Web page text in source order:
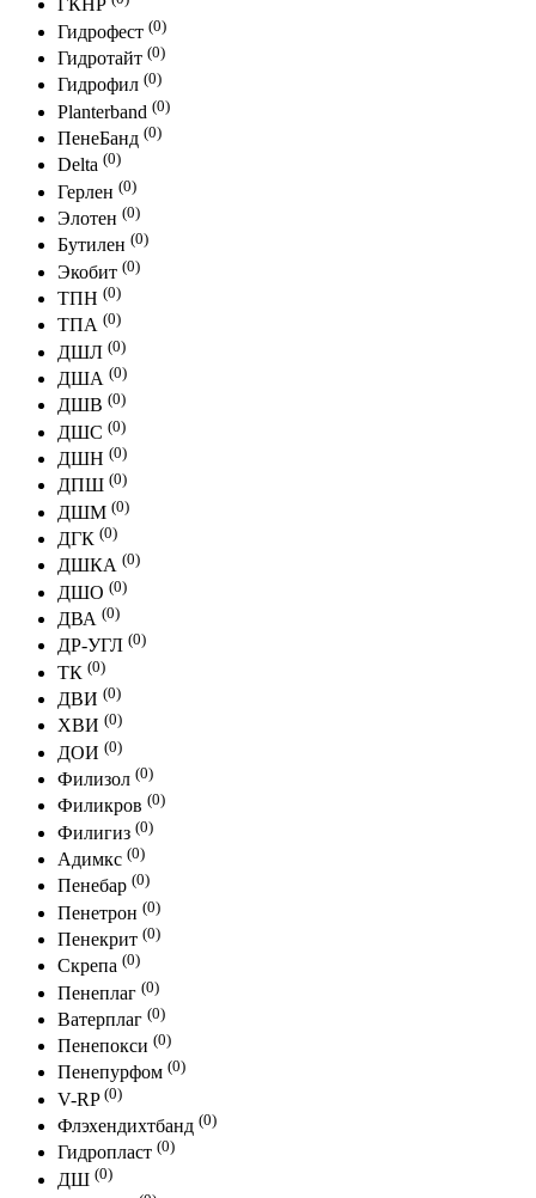
ГКНР
Гидрофест (0)
Гидротайт (0)
Гидрофил (0)
Planterband (0)
ПенеБанд (0)
Delta (0)
Герлен (0)
Элотен (0)
Бутилен (0)
Экобит (0)
ТПН (0)
ТПА (0)
ДШЛ (0)
ДША (0)
ДШВ (0)
ДШС (0)
ДШН (0)
ДПШ (0)
ДШМ (0)
ДГК (0)
ДШКА (0)
ДШО (0)
ДВА (0)
ДР-УГЛ (0)
ТК (0)
ДВИ (0)
ХВИ (0)
ДОИ (0)
Филизол (0)
Филикров (0)
Филигиз (0)
Адимкс (0)
Пенебар (0)
Пенетрон (0)
Пенекрит (0)
Скрепа (0)
Пенеплаг (0)
Ватерплаг (0)
Пенепокси (0)
Пенепурфом (0)
V-RP (0)
Флэхендихтбанд (0)
Гидропласт (0)
ДШ (0)